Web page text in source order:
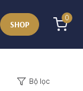
SHOP
0
Bộ lọc